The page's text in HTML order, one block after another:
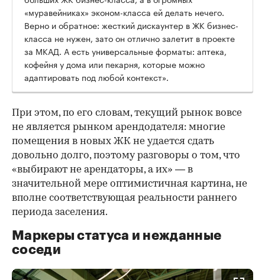
«муравейниках» эконом-класса ей делать нечего.
Верно и обратное: жесткий дискаунтер в ЖК бизнес-
класса не нужен, зато он отлично залетит в проекте
за МКАД. А есть универсальные форматы: аптека,
кофейня у дома или пекарня, которые можно
адаптировать под любой контекст».
При этом, по его словам, текущий рынок вовсе
не является рынком арендодателя: многие
помещения в новых ЖК не удается сдать
довольно долго, поэтому разговоры о том, что
«выбирают не арендаторы, а их» — в
значительной мере оптимистичная картина, не
вполне соответствующая реальности раннего
периода заселения.
Маркеры статуса и нежданные
соседи